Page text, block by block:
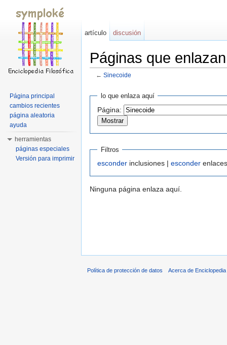
Páginas que
← Sinecoide
lo que enlaza aquí
Página:
Filtros
esconder inclusiones | esconder
Ninguna página enlaza aquí.
artículo discusión
Página principal
cambios recientes
página aleatoria
ayuda
herramientas
páginas especiales
Versión para imprimir
Política de protección de datos Acerca de